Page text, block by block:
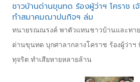
ชาวบ้านด่านขุนทด ร้องผู้ว่าฯ โคราช
ทำสมาคมฌาปนกิจฯ ล่ม
ทนายรณณรงค์ พาตัวแทนชาวบ้านและทาย
ด่านขุนทด บุกศาลากลางโคราช ร้องผู้ว่าฯ
ทุจริต ทำเสียหายหลายล้าน